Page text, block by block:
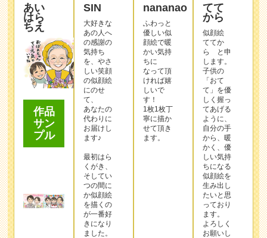
あい
はら
ちえ
作品
サン
プル
SIN
大好きな
あの人へ
の感謝の
気持ち
を、やさ
しい笑顔
の似顔絵
にのせ
て、
あなたの
代わりに
お届けし
ます♪
最初はら
くがき、
そしてい
つの間に
か似顔絵
を描くの
が一番好
きになり
ました。
nananao
ふわっと
優しい似
顔絵で暖
かい気持
ちに
なって頂
ければ嬉
しいで
す！
1枚1枚丁
寧に描か
せて頂き
ます。
てて
から
似顔絵
ててか
ら と申
します。
子供の
「おて
て」を優
しく握っ
てあげる
ように、
自分の手
から、暖
かく、優
しい気持
ちになる
似顔絵を
生み出し
たいと思
っており
ます。
よろしく
お願いし